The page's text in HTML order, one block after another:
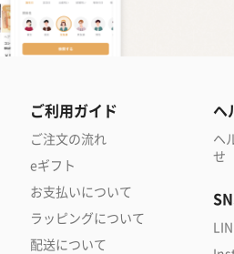
ご利用ガイド
ご注文の流れ
eギフト
お支払いについて
ラッピングについて
配送について
ヘ
ヘ
せ